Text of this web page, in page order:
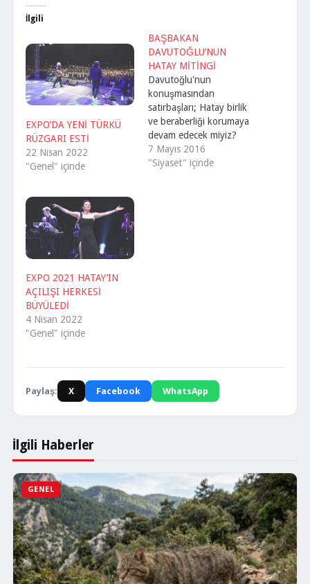
İlgili
EXPO’DA YENİ TÜRKÜ
RÜZGARI ESTİ
22 Nisan 2022
"Genel" içinde
BAŞBAKAN
DAVUTOĞLU’NUN
HATAY MİTİNGİ
Davutoğlu'nun
konuşmasından
satırbaşları; Hatay birlik
ve beraberliği korumaya
devam edecek miyiz?
Aramıza fitne sokmaya
çalışanlara ders verecek
7 Mayıs 2016
"Siyaset" içinde
EXPO 2021 HATAY’IN
AÇILIŞI HERKESİ
BÜYÜLEDİ
4 Nisan 2022
"Genel" içinde
Paylaş: X Facebook WhatsApp
İlgili Haberler
GENEL